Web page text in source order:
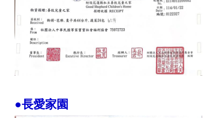
●長愛家園